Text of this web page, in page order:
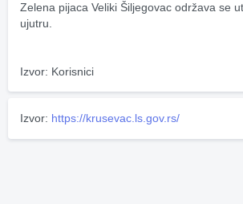
Zelena pijaca Veliki Šiljegovac održava se
ujutru.
Izvor: Korisnici
Izvor: https://krusevac.ls.gov.rs/